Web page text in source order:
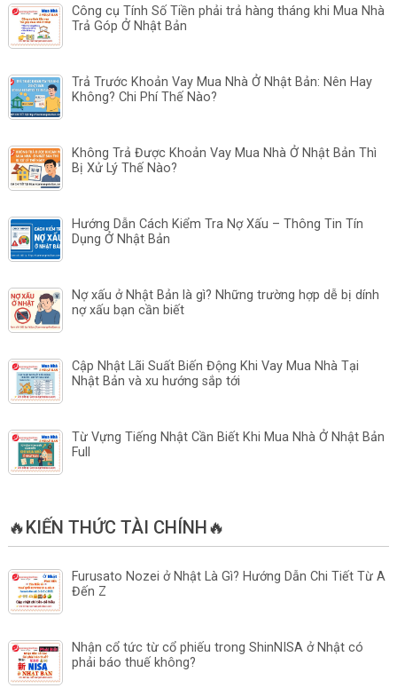
Công cụ Tính Số Tiền phải trả hàng tháng khi Mua Nhà
Trả Góp Ở Nhật Bản
Trả Trước Khoản Vay Mua Nhà Ở Nhật Bản: Nên Hay
Không? Chi Phí Thế Nào?
Không Trả Được Khoản Vay Mua Nhà Ở Nhật Bản Thì
Bị Xử Lý Thế Nào?
Hướng Dẫn Cách Kiểm Tra Nợ Xấu – Thông Tin Tín
Dụng Ở Nhật Bản
Nợ xấu ở Nhật Bản là gì? Những trường hợp dễ bị dính
nợ xấu bạn cần biết
Cập Nhật Lãi Suất Biến Động Khi Vay Mua Nhà Tại
Nhật Bản và xu hướng sắp tới
Từ Vựng Tiếng Nhật Cần Biết Khi Mua Nhà Ở Nhật Bản
Full
🔥KIẾN THỨC TÀI CHÍNH🔥
Furusato Nozei ở Nhật Là Gì? Hướng Dẫn Chi Tiết Từ A
Đến Z
Nhận cổ tức từ cổ phiếu trong ShinNISA ở Nhật có
phải báo thuế không?